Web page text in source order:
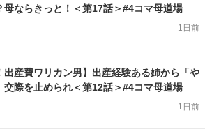
母ならきっと！＜第17話＞#4コマ母道場
1日前
出産費ワリカン男】出産経験ある姉から「や
交際を止められ＜第12話＞#4コマ母道場
1日前